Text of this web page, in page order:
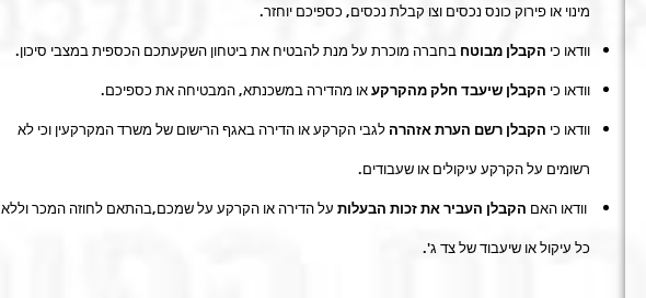
מינוי או פירוק כונס נכסים וצו קבלת נכסים, כספיכם יוחזר.
וודאו כי הקבלן מבוטח בחברה מוכרת על מנת להבטיח את ביטחון השקעתכם הכספית במצבי סיכון.
וודאו כי הקבלן שיעבד חלק מהקרקעאו מהדירה במשכנתא, המבטיחה את כספיכם.
וודאו כי הקבלן רשם הערת אזהרה לגבי הקרקע או הדירה באגף הרישום של משרד המקרקעין וכי לא
רשומים על הקרקע עיקולים או שעבודים.
וודאו האם הקבלן העביר את זכות הבעלות על הדירה או הקרקע על שמכם,בהתאם לחוזה המכר וללא
כל עיקול או שיעבוד של צד ג'.